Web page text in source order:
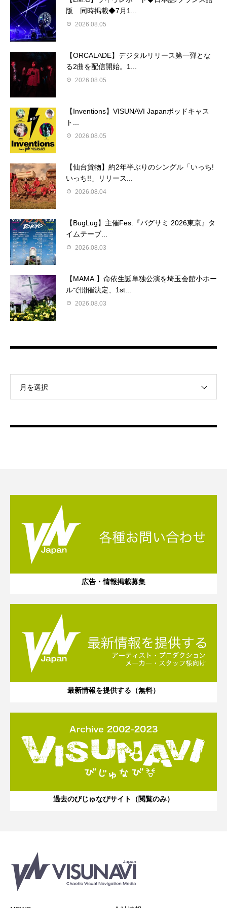
版 同時掲載◆7月1...
2026.08.05
【ORCALADE】デジタルリリース第一弾とな
る2曲を配信開始。1...
2026.08.05
【Inventions】VISUNAVI Japanポッドキャス
ト...
2026.08.05
【仙台貨物】約2年半ぶりのシングル「いっち!
いっち!!」リリース...
2026.08.04
【BugLug】主催Fes.『バグサミ 2026東京』タ
イムテーブ...
2026.08.03
【MAMA.】命依生誕単独公演を埼玉会館小ホー
ルで開催決定、1st...
2026.08.03
月を選択
広告・情報掲載募集
最新情報を提供する（無料）
過去のびじゅなびサイト（閲覧のみ）